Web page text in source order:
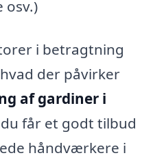
osv.)
i betragtning
der påvirker
af gardiner i
får et godt tilbud
håndværkere i